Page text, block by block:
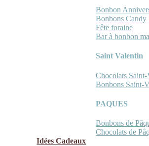
Bonbon
Bonbons Candy
Fête foraine
Bar à bonbon
Saint Valentin
Chocolats Saint-
Bonbons Saint-
PAQUES
Bonbons de
Chocolats de
Idées Cadeaux